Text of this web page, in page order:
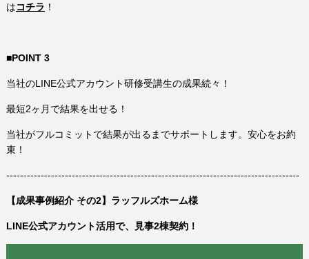
はコチラ ！
■POINT 3
当社のLINE公式アカウント研修受講生の成果続々！
最短2ヶ月で結果を出せる！
当社がフルコミットで結果が出るまでサポートします。安心をお約
束！
-------------------------------------------------------------------------------------
【成果事例紹介 その2】ラッフルズホーム様
LINE公式アカウント活用で、見事2棟契約！